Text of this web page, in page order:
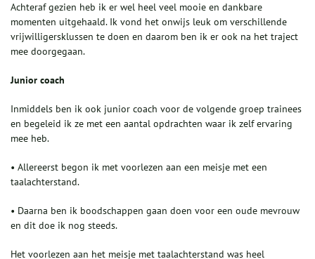
Achteraf gezien heb ik er wel heel veel mooie en dankbare
momenten uitgehaald. Ik vond het onwijs leuk om verschillende
vrijwilligersklussen te doen en daarom ben ik er ook na het traject
mee doorgegaan.
Junior coach
Inmiddels ben ik ook junior coach voor de volgende groep trainees
en begeleid ik ze met een aantal opdrachten waar ik zelf ervaring
mee heb.
• Allereerst begon ik met voorlezen aan een meisje met een
taalachterstand.
• Daarna ben ik boodschappen gaan doen voor een oude mevrouw
en dit doe ik nog steeds.
Het voorlezen aan het meisje met taalachterstand was heel